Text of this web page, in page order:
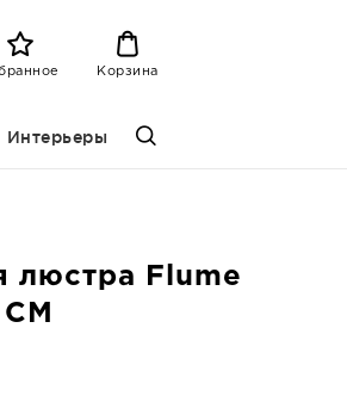
Корзина
Интерьеры
люстра Flume